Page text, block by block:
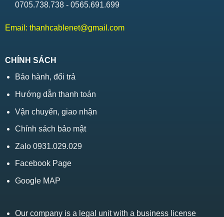
0705.738.738 - 0565.691.699
Email: thanhcablenet@gmail.com
CHÍNH SÁCH
Bảo hành, đổi trả
Hướng dẫn thanh toán
Vận chuyển, giao nhận
Chính sách bảo mật
Zalo 0931.029.029
Facebook Page
Google MAP
Our company is a legal unit with a business license